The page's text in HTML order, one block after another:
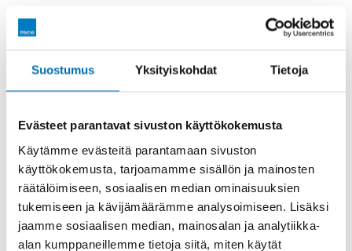
Suostumus Yksityiskohdat Tietoja
Evästeet parantavat sivuston käyttökokemusta
Käytämme evästeitä parantamaan sivuston
käyttökokemusta, tarjoamamme sisällön ja mainosten
räätälöimiseen, sosiaalisen median ominaisuuksien
tukemiseen ja kävijämäärämme analysoimiseen. Lisäksi
jaamme sosiaalisen median, mainosalan ja analytiikka-
alan kumppaneillemme tietoja siitä, miten käytät
Räätälöi itsellesi sopiva rahoitus
Rahoitusaika (kk)
Käsiraha tai vaihtoauto (€)